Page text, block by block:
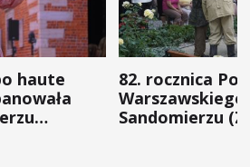
haute
82. rocznica
Warszawskiego
Sandomierzu